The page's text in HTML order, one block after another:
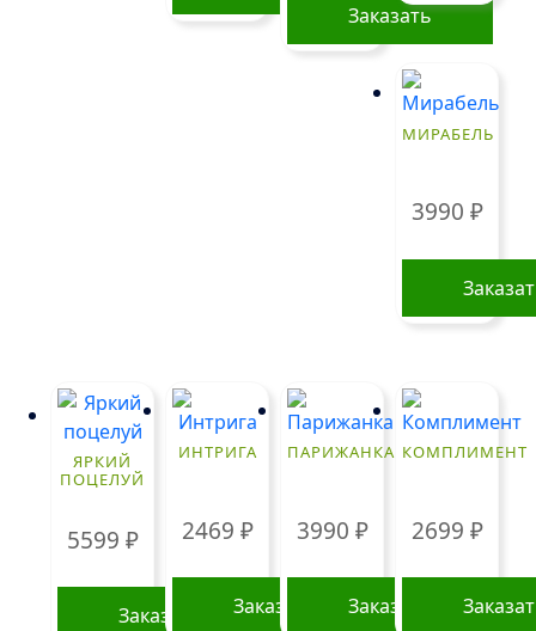
Заказать
МИРАБЕЛЬ
3990 ₽
ЯРКИЙ
ПОЦЕЛУЙ
5599 ₽
Заказать
ИНТРИГА
2469 ₽
Заказать
ПАРИЖАНКА
3990 ₽
Заказать
КОМПЛИМЕНТ
2699 ₽